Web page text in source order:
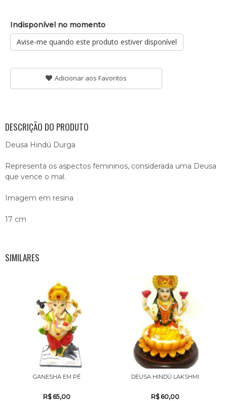
Indisponível no momento
Avise-me quando este produto estiver disponível
Adicionar aos Favoritos
DESCRIÇÃO DO PRODUTO
Deusa Hindú Durga
Representa os aspectos femininos, considerada uma Deusa
que vence o mal.
Imagem em resina
17 cm
SIMILARES
GANESHA EM PÉ
R$ 65,00
DEUSA HINDÚ LAKSHMI
R$ 60,00